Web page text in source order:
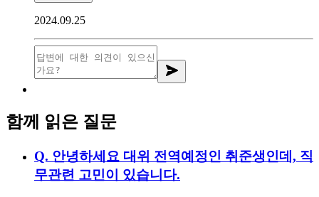
2024.09.25
함께 읽은 질문
Q. 안녕하세요 대위 전역예정인 취준생인데, 직
무관련 고민이 있습니다.